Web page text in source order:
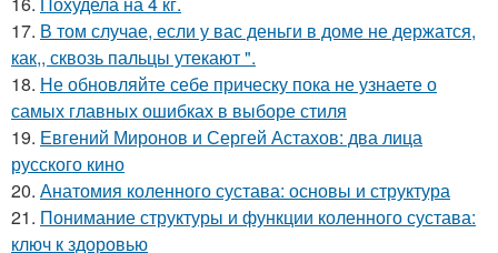
17. В том случае, если у вас деньги в доме не держатся,
как,, сквозь пальцы утекают ".
18. Не обновляйте себе прическу пока не узнаете о
самых главных ошибках в выборе стиля
19. Евгений Миронов и Сергей Астахов: два лица
русского кино
20. Анатомия коленного сустава: основы и структура
21. Понимание структуры и функции коленного сустава:
ключ к здоровью